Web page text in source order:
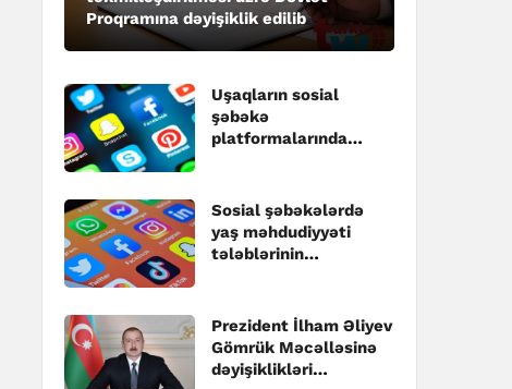
Proqramına dəyişiklik edilib
Uşaqların sosial
şəbəkə
platformalarında
təsdiqlənib
Sosial şəbəkələrdə
yaş məhdudiyyəti
tələblərinin
müəyyənləşib
Prezident İlham Əliyev
Gömrük Məcəlləsinə
dəyişiklikləri